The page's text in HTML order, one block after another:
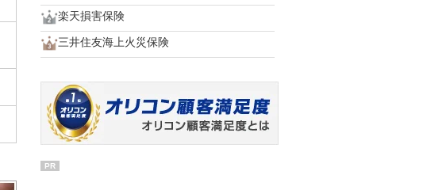
楽天損害保険
三井住友海上火災保険
PR